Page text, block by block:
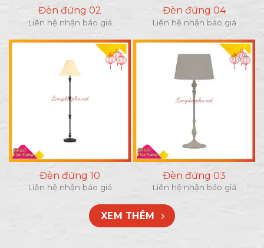
Đèn đứng 02
Liên hệ nhận báo giá
Đèn đứng 04
Liên hệ nhận báo giá
Đèn đứng 10
Liên hệ nhận báo giá
Đèn đứng 03
Liên hệ nhận báo giá
XEM THÊM